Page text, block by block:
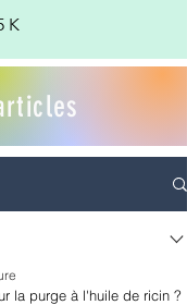
K
la purge à l'huile de ricin ?